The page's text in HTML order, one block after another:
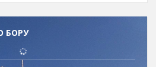
БОРУ